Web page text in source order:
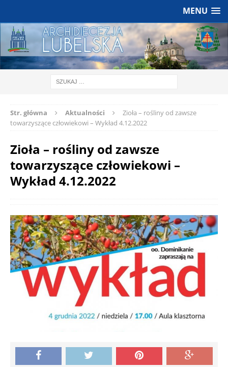
MENU
Str. główna Aktualności
Zioła – rośliny od zawsze
towarzyszące człowiekowi – Wykład 4.12.2022
Zioła – rośliny od zawsze
towarzyszące człowiekowi –
Wykład 4.12.2022